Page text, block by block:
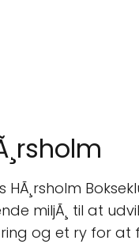
miljÃ¸ til at
og et ry for at